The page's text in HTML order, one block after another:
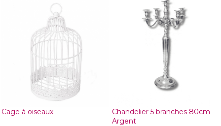
Cage à oiseaux
Chandelier 5 branches 80cm
Argent